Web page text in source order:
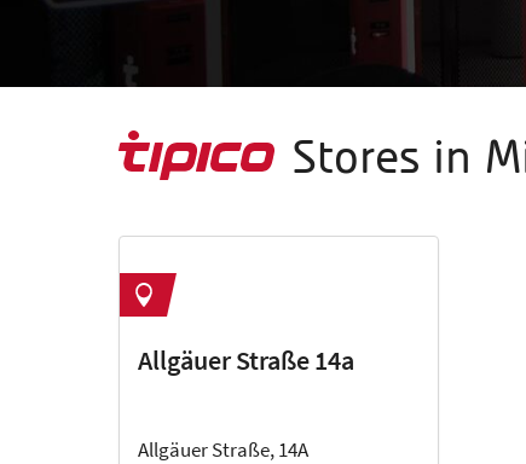
Stores in
Allgäuer Straße 14a
Allgäuer Straße, 14A